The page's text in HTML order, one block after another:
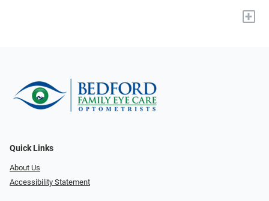
+
Quick Links
About Us
Accessibility Statement